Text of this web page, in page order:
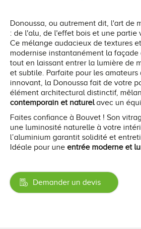
Donoussa, ou autrement dit, l'art de
: de l'alu, de l'effet bois et une partie
Ce mélange audacieux de textures
modernise instantanément la façade
tout en laissant entrer la lumière de
et subtile. Parfaite pour les amateurs
innovant, la Donoussa fait de votre
élément architectural distinctif,
contemporain et naturelavec un
Faites confiance à Bouvet ! Son
une luminosité naturelle à votre
l’aluminium garantit solidité et
Idéale pour une entrée moderne et
Demander un devis